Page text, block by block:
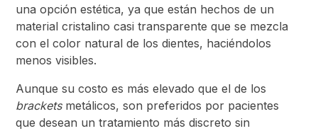
una opción estética, ya que están hechos de un
material cristalino casi transparente que se mezcla
con el color natural de los dientes, haciéndolos
menos visibles.
Aunque su costo es más elevado que el de los
bracketsmetálicos, son preferidos por pacientes
que desean un tratamiento más discreto sin